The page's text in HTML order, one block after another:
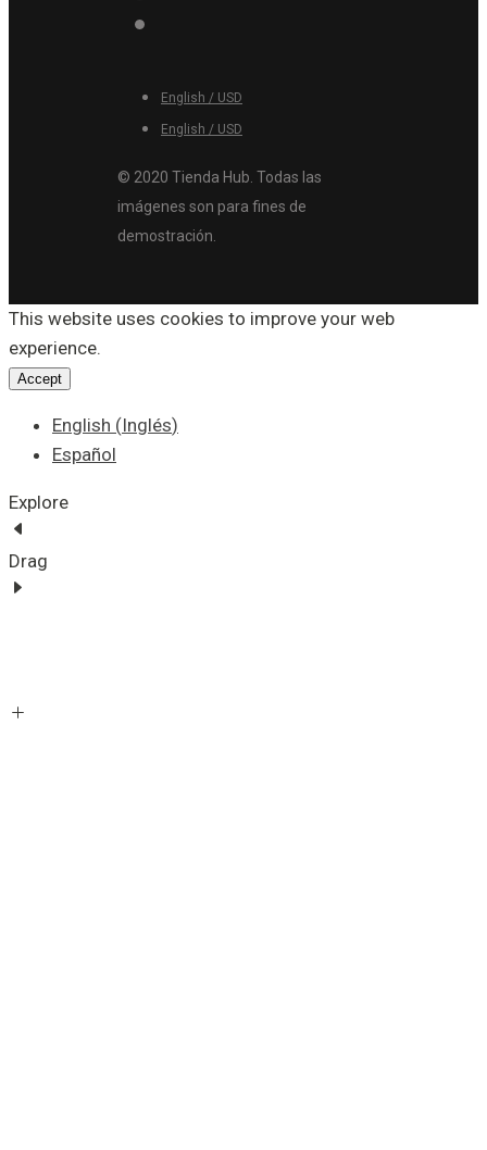
English / USD
English / USD
© 2020 Tienda Hub. Todas las
imágenes son para fines de
demostración.
This website uses cookies to improve your web
experience.
Accept
English (Inglés)
Español
Explore
Drag